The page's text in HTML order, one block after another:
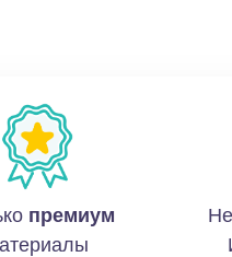
премиум